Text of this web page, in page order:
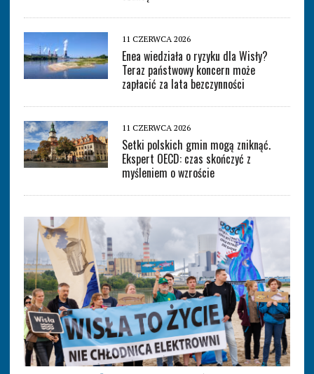
11 CZERWCA 2026
Enea wiedziała o ryzyku dla Wisły?
Teraz państwowy koncern może
zapłacić za lata bezczynności
11 CZERWCA 2026
Setki polskich gmin mogą zniknąć.
Ekspert OECD: czas skończyć z
myśleniem o wzroście